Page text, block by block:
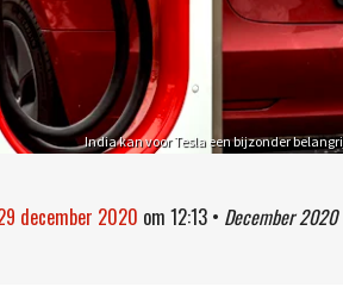
India kan voor Tesla een bijzonder
december 2020 om 12:13 • December 2020